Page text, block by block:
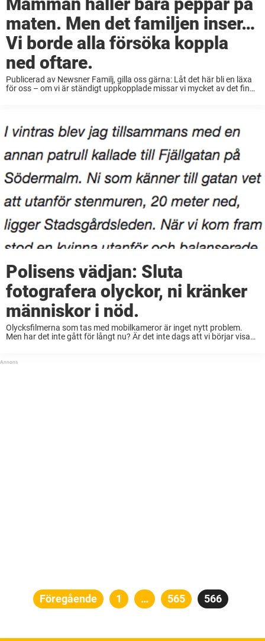
maten. Men det familjen inser…
Vi borde alla försöka koppla
ned oftare.
Publicerad av Newsner Familj, gilla oss gärna: Låt det här bli en läxa
för oss – om vi är ständigt uppkopplade missar vi mycket av det fina i
Polisens vädjan: Sluta
fotografera olyckor, ni kränker
människor i nöd.
Olycksfilmerna som tas med mobilkameror är inget nytt problem.
Men har det inte gått för långt nu? Är det inte dags att vi börjar visa
Sidnumrering
Föregående Sida
1 … Sida
565 Sida
566